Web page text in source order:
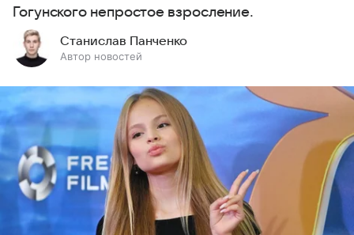
Гогунского непростое взросление.
Станислав Панченко
Автор новостей